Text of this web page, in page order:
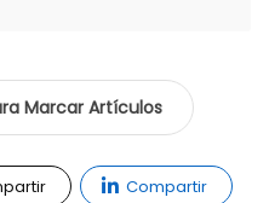
Marcar Artículos
Compartir